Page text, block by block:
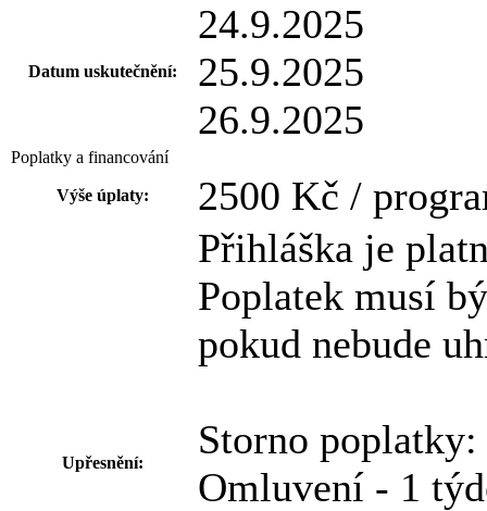
Datum uskutečnění:
24.9.2025
25.9.2025
26.9.2025
Poplatky a financování
Výše úplaty: 2500 Kč /
Upřesnění:
Přihláška je
Poplatek musí
pokud nebude
Storno poplatky:
Omluvení - 1